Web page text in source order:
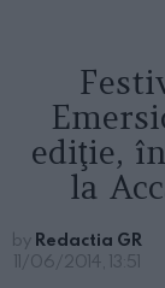
ediţie,
la
by Redactia GR
11/06/2014, 13:51